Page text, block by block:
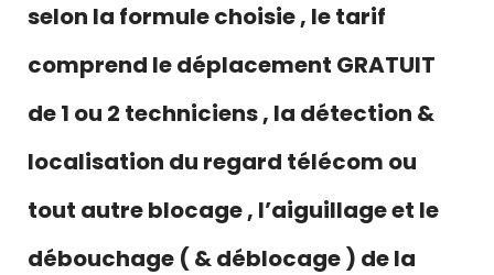
selon la formule choisie , le tarif
comprend le déplacement GRATUIT
de 1 ou 2 techniciens , la détection &
localisation du regard télécom ou
tout autre blocage , l’aiguillage et le
débouchage ( & déblocage ) de la